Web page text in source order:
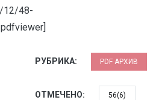
12/48-
РУБРИКА: PDF АРХИВ
ОТМЕЧЕНО: 56(6)